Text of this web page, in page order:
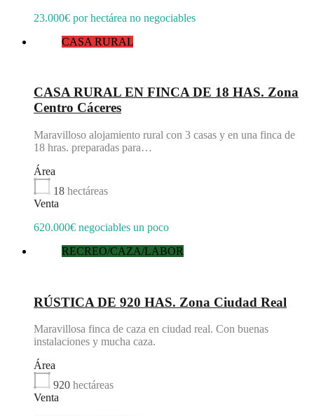
23.000€ por hectárea no negociables
CASA RURAL
CASA RURAL EN FINCA DE 18 HAS. Zona
Centro Cáceres
Maravilloso alojamiento rural con 3 casas y en una finca de
18 hras. preparadas para…
Área
18 hectáreas
Venta
620.000€ negociables un poco
RECREO/CAZA/LABOR
RÚSTICA DE 920 HAS. Zona Ciudad Real
Maravillosa finca de caza en ciudad real. Con buenas
instalaciones y mucha caza.
Área
920 hectáreas
Venta